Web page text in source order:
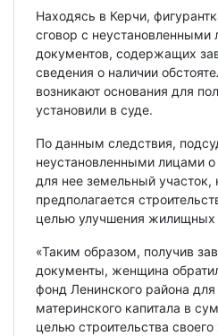
Находясь в Керчи,
сговор с неустановленными
документов, содержащих
сведения о наличии
возникают основания для
установили в суде.
По данным следствия,
неустановленными лицами о
для нее земельный участок,
предполагается
целью улучшения жилищных
«Таким образом, получив
документы, женщина
фонд Ленинского района для
материнского капитала в
целью строительства